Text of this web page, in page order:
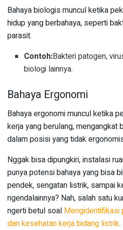
Bahaya biologis muncul ketika
hidup yang berbahaya, seperti
parasit.
Contoh:Bakteri patogen,
biologi lainnya.
Bahaya Ergonomi
Bahaya ergonomi muncul ketika
kerja yang berulang, mengangkat
dalam posisi yang tidak
Nggak bisa dipungkiri, instalasi
punya potensi bahaya yang bisa
pendek, sengatan listrik, sampai
ngendalainnya? Nah, salah satu
ngerti betul soal Mengidentifikasi
dan kesehatan kerja bidang listrik.